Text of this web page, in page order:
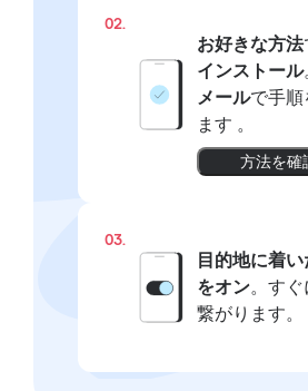
02.
お好きな方法
インストール
メールで手順
ます 。
方法を確
03.
目的地に着い
をオン。すぐ
繋がります。